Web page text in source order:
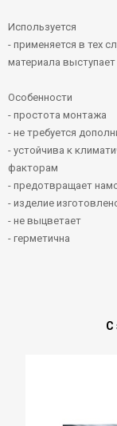
Используется
- применяется в тех
материала
Особенности
- простота монтажа
- не требуется
- устойчива к
факторам
- предотвращает
- изделие
- не выцветает
- герметична
С